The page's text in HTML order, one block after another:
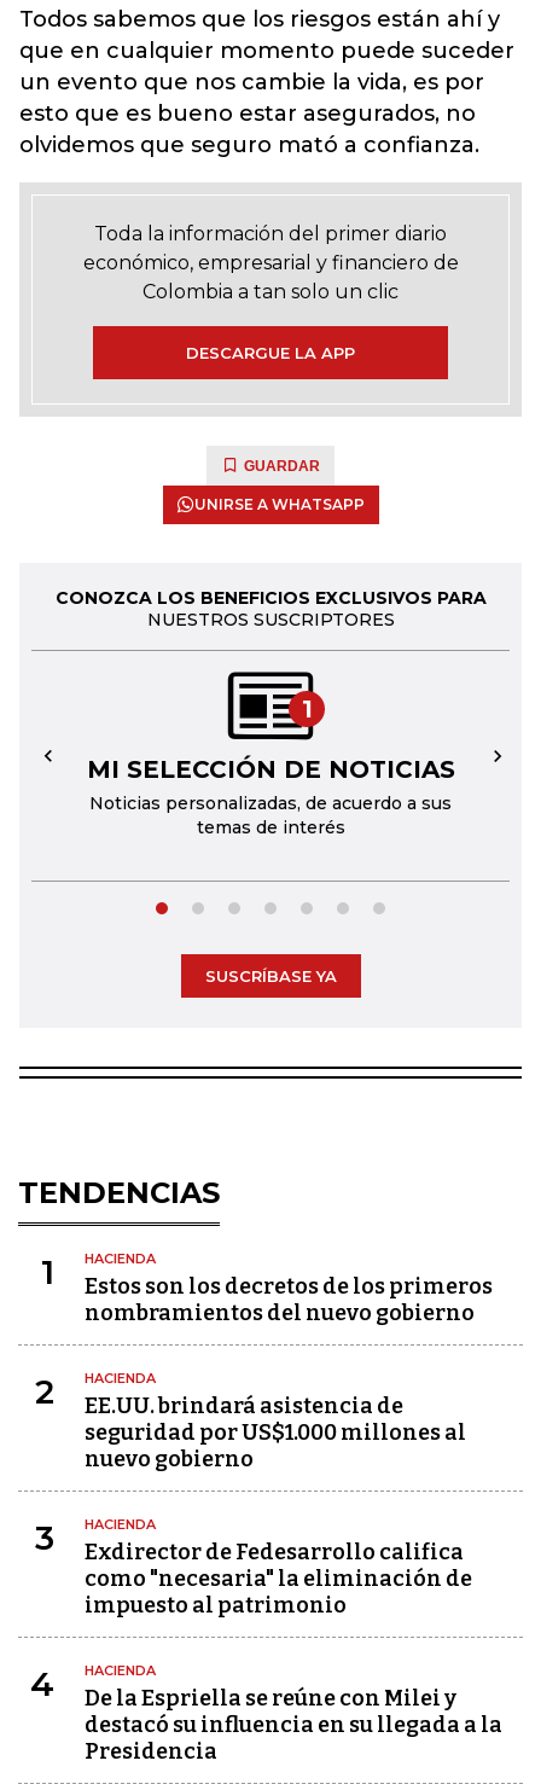
Todos sabemos que los riesgos están ahí y
que en cualquier momento puede suceder
un evento que nos cambie la vida, es por
esto que es bueno estar asegurados, no
olvidemos que seguro mató a confianza.
Toda la información del primer diario
económico, empresarial y financiero de
Colombia a tan solo un clic
DESCARGUE LA APP
GUARDAR
UNIRSE A WHATSAPP
CONOZCA LOS BENEFICIOS EXCLUSIVOS PARA
NUESTROS SUSCRIPTORES
1
MI SELECCIÓN DE NOTICIAS
Noticias personalizadas, de acuerdo a sus
temas de interés
← →
SUSCRÍBASE YA
TENDENCIAS
1 HACIENDA
Estos son los decretos de los primeros
nombramientos del nuevo gobierno
2 HACIENDA
EE.UU. brindará asistencia de
seguridad por US$1.000 millones al
nuevo gobierno
3 HACIENDA
Exdirector de Fedesarrollo califica
como "necesaria" la eliminación de
impuesto al patrimonio
4 HACIENDA
De la Espriella se reúne con Milei y
destacó su influencia en su llegada a la
Presidencia